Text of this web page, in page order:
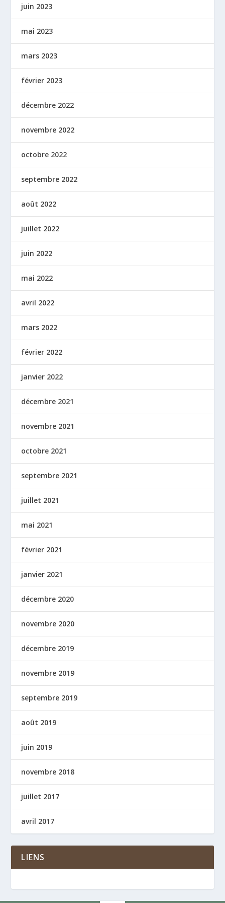
juin 2023
mai 2023
mars 2023
février 2023
décembre 2022
novembre 2022
octobre 2022
septembre 2022
août 2022
juillet 2022
juin 2022
mai 2022
avril 2022
mars 2022
février 2022
janvier 2022
décembre 2021
novembre 2021
octobre 2021
septembre 2021
juillet 2021
mai 2021
février 2021
janvier 2021
décembre 2020
novembre 2020
décembre 2019
novembre 2019
septembre 2019
août 2019
juin 2019
novembre 2018
juillet 2017
avril 2017
LIENS